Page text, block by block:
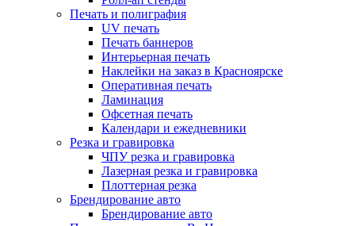
Печать и полиграфия
UV печать
Печать баннеров
Интерьерная печать
Наклейки на заказ в Красноярске
Оперативная печать
Ламинация
Офсетная печать
Календари и ежедневники
Резка и гравировка
ЧПУ резка и гравировка
Лазерная резка и гравировка
Плоттерная резка
Брендирование авто
Брендирование авто